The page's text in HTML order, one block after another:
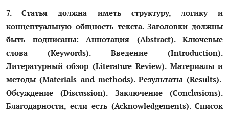
7. Статья должна иметь структуру, логику и
концептуальную общность текста. Заголовки должны
быть подписаны: Аннотация (Abstract). Ключевые
слова (Keywords). Введение (Introduction).
Литературный обзор (Literature Review). Материалы и
методы (Materials and methods).Результаты (Results).
Обсуждение (Discussion). Заключение(Conclusions).
Благодарности, если есть (Acknowledgements). Список